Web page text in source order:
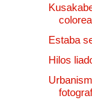
Estaba
Hilos